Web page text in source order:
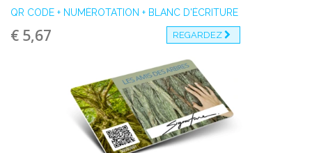
QR CODE + NUMÉROTATION + BLANC D'ÉCRITURE
€ 5,67 REGARDEZ